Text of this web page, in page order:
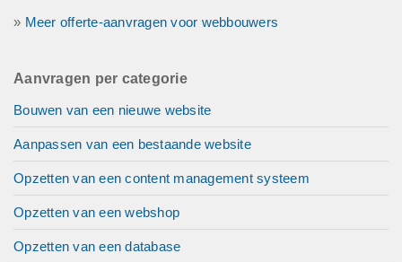
» Meer offerte-aanvragen voor webbouwers
Aanvragen per categorie
Bouwen van een nieuwe website
Aanpassen van een bestaande website
Opzetten van een content management systeem
Opzetten van een webshop
Opzetten van een database